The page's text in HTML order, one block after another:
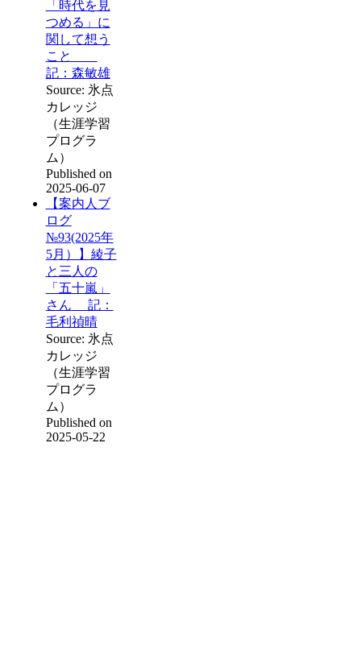
「時代を見
つめる」に
関して想う
こと
記：森敏雄
Source: 氷点
カレッジ
（生涯学習
プログラ
ム）
Published on
2025-06-07
【案内人ブ
ログ
№93(2025年
5月）】綾子
と三人の
「五十嵐」
さん 記：
毛利禎晴
Source: 氷点
カレッジ
（生涯学習
プログラ
ム）
Published on
2025-05-22